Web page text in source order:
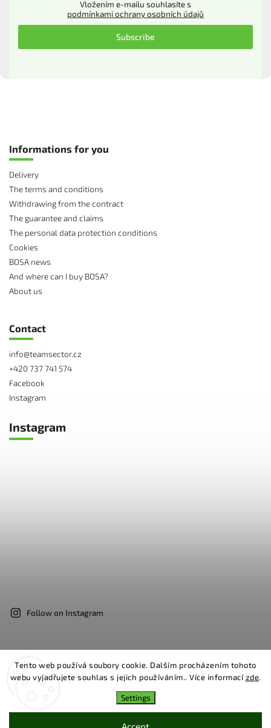
Tento web používá soubory cookie. Dalším procházením tohoto
webu vyjadřujete souhlas s jejich používáním.. Více informacízde.
Settings
podmínkami ochrany osobních údajů
Subscribe
Informations for you
Delivery
The terms and conditions
Withdrawing from the contract
The guarantee and claims
The personal data protection conditions
Cookies
BOSA news
And where can I buy BOSA?
About us
Contact
info@teamsector.cz
+420 737 741 574
Facebook
Instagram
Instagram
Follow on Instagram
Copyright 2026Bosa. All rights reserved.
Edit cookie settings
FacebookInstagram